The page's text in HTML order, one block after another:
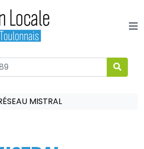
MISTRAL
cookies